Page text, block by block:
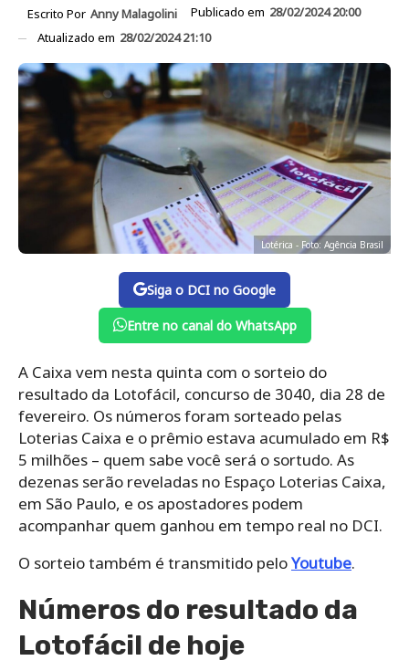
Escrito Por Anny Malagolini Publicado em 28/02/2024 20:00
Atualizado em 28/02/2024 21:10
Lotérica - Foto: Agência Brasil
Siga o DCI no Google
Entre no canal do WhatsApp
A Caixa vem nesta quinta com o sorteio do
resultado da Lotofácil, concurso de 3040, dia 28 de
fevereiro. Os números foram sorteado pelas
Loterias Caixa e o prêmio estava acumulado em R$
5 milhões – quem sabe você será o sortudo. As
dezenas serão reveladas no Espaço Loterias Caixa,
em São Paulo, e os apostadores podem
acompanhar quem ganhou em tempo real no DCI.
O sorteio também é transmitido peloYoutube.
Números do resultado da
Lotofácil de hoje